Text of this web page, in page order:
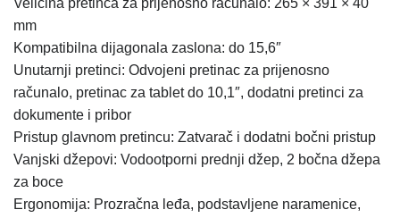
Veličina pretinca za prijenosno računalo: 265 × 391 × 40
mm
Kompatibilna dijagonala zaslona: do 15,6″
Unutarnji pretinci: Odvojeni pretinac za prijenosno
računalo, pretinac za tablet do 10,1″, dodatni pretinci za
dokumente i pribor
Pristup glavnom pretincu: Zatvarač i dodatni bočni pristup
Vanjski džepovi: Vodootporni prednji džep, 2 bočna džepa
za boce
Ergonomija: Prozračna leđa, podstavljene naramenice,